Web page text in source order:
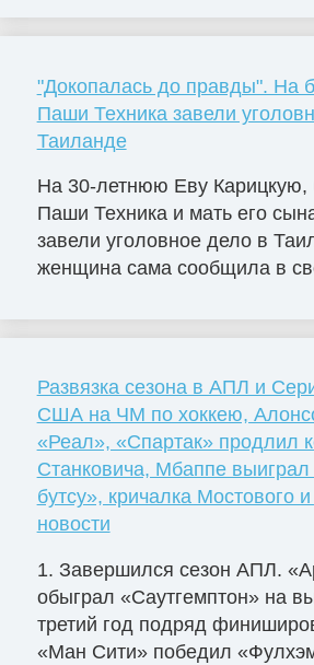
"Докопалась до правды". На
Паши Техника завели
Таиланде
На 30-летнюю Еву
Паши Техника и мать его
завели уголовное дело в
женщина сама сообщила в
Развязка сезона в АПЛ и
США на ЧМ по хоккею,
«Реал», «Спартак» продлил
Станковича, Мбаппе
бутсу», кричалка Мостового
новости
1. Завершился сезон АПЛ.
обыграл «Саутгемптон» на
третий год подряд
«Ман Сити» победил